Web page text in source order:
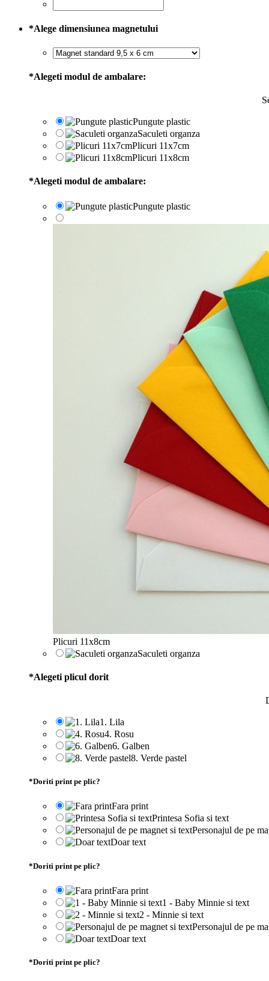
*Alege dimensiunea magnetului
*Alegeti modul de ambalare:
Pungute plastic
Saculeti organza
Plicuri 11x7cm
Plicuri 11x8cm
*Alegeti modul de ambalare:
Pungute plastic
Plicuri 11x8cm
Saculeti organza
*Alegeti plicul dorit
1. Lila
4. Rosu
6. Galben
8. Verde pastel
*Doriti print pe plic?
Fara print
Printesa Sofia si text
Personajul de pe
Doar text
*Doriti print pe plic?
Fara print
1 - Baby Minnie si text
2 - Minnie si text
Personajul de pe
Doar text
*Doriti print pe plic?